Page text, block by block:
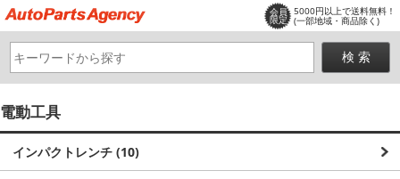
会員
限定
5000円以上で送料無料！
(一部地域・商品除く)
電動工具
インパクトレンチ (10)